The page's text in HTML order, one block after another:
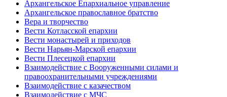
Архангельское Епархиальное управление
Архангельское православное братство
Вера и творчество
Вести Котласской епархии
Вести монастырей и приходов
Вести Нарьян-Марской епархии
Вести Плесецкой епархии
Взаимодействие с Вооруженными силами и
правоохранительными учреждениями
Взаимодействие с казачеством
Взаимодействие с МЧС